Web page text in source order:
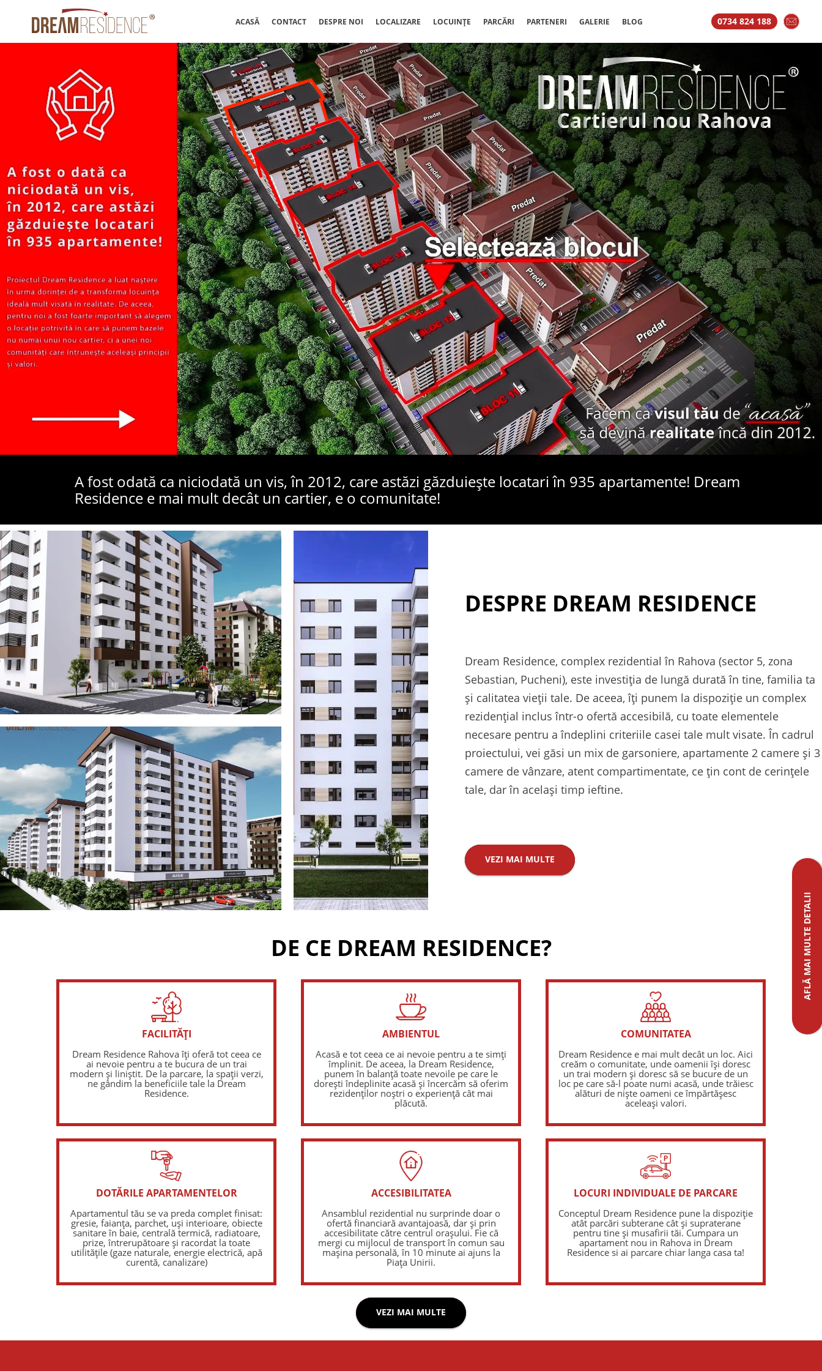
ACASĂ CONTACT DESPRE NOI LOCALIZARE LOCUINȚE PARCĂRI PARTENERI GALERIE BLOG 0734 824 188
AFLĂ MAI MULTE DETALII
A fost odată ca niciodată un vis, în 2012, care astăzi găzduiește locatari în 935 apartamente! Dream
Residence e mai mult decât un cartier, e o comunitate!
DESPRE DREAM RESIDENCE
Dream Residence, complex rezidential în Rahova (sector 5, zona
Sebastian, Pucheni), este investiția de lungă durată în tine, familia ta
și calitatea vieții tale. De aceea, îți punem la dispoziție un complex
rezidențial inclus într-o ofertă accesibilă, cu toate elementele
necesare pentru a îndeplini criteriile casei tale mult visate. În cadrul
proiectului, vei găsi un mix de garsoniere, apartamente 2 camere și 3
camere de vânzare, atent compartimentate, ce țin cont de cerințele
tale, dar în același timp ieftine.
VEZI MAI MULTE
DE CE DREAM RESIDENCE?
FACILITĂȚI
Dream Residence Rahova îți oferă tot ceea ce
ai nevoie pentru a te bucura de un trai
modern și liniștit. De la parcare, la spații verzi,
ne gândim la beneficiile tale la Dream
Residence.
AMBIENTUL
Acasă e tot ceea ce ai nevoie pentru a te simți
împlinit. De aceea, la Dream Residence,
punem în balanță toate nevoile pe care le
dorești îndeplinite acasă și încercăm să oferim
rezidenților noștri o experiență cât mai
plăcută.
COMUNITATEA
Dream Residence e mai mult decât un loc. Aici
creăm o comunitate, unde oamenii își doresc
un trai modern și doresc să se bucure de un
loc pe care să-l poate numi acasă, unde trăiesc
alături de niște oameni ce împărtășesc
aceleași valori.
DOTĂRILE APARTAMENTELOR
Apartamentul tău se va preda complet finisat:
gresie, faianța, parchet, uși interioare, obiecte
sanitare în baie, centrală termică, radiatoare,
prize, întrerupătoare și racordat la toate
utilitățile (gaze naturale, energie electrică, apă
curentă, canalizare)
ACCESIBILITATEA
Ansamblul rezidential nu surprinde doar o
ofertă financiară avantajoasă, dar și prin
accesibilitate către centrul orașului. Fie că
mergi cu mijlocul de transport în comun sau
mașina personală, în 10 minute ai ajuns la
Piața Unirii.
LOCURI INDIVIDUALE DE PARCARE
Conceptul Dream Residence pune la dispoziție
atât parcări subterane cât și supraterane
pentru tine și musafirii tăi. Cumpara un
apartament nou in Rahova in Dream
Residence si ai parcare chiar langa casa ta!
VEZI MAI MULTE